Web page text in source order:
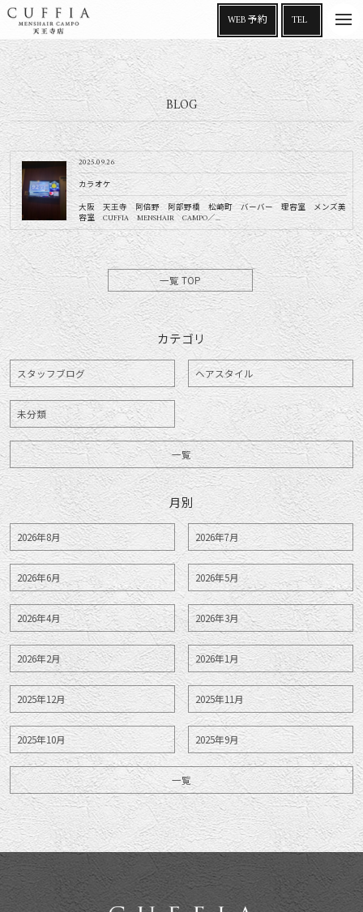
BLOG
2025.09.26
カラオケ
大阪 天王寺 阿倍野 阿部野橋 松崎町 バーバー 理容室 メンズ美
容室 CUFFIA MENSHAIR CAMPO／...
一覧 TOP
カテゴリ
スタッフブログ ヘアスタイル
未分類
一覧
月別
2026年8月 2026年7月
2026年6月 2026年5月
2026年4月 2026年3月
2026年2月 2026年1月
2025年12月 2025年11月
2025年10月 2025年9月
一覧
t
o
l
e
v
i
g
t
i
o
n
WEB 予約 TEL